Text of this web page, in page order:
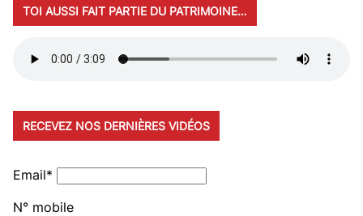
TOI AUSSI FAIT PARTIE DU PATRIMOINE…
RECEVEZ NOS DERNIÈRES VIDÉOS
Email*
N° mobile